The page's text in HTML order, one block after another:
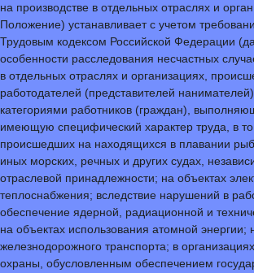
на производстве в отдельных отраслях и
Положение) устанавливает с учетом
Трудовым кодексом Российской Федерации
особенности расследования несчастных
в отдельных отраслях и организациях,
работодателей (представителей
категориями работников (граждан),
имеющую специфический характер труда, в
происшедших на находящихся в плавании
иных морских, речных и других судах,
отраслевой принадлежности; на объектах
теплоснабжения; вследствие нарушений в
обеспечение ядерной, радиационной и
на объектах использования атомной энергии;
железнодорожного транспорта; в
охраны, обусловленным обеспечением